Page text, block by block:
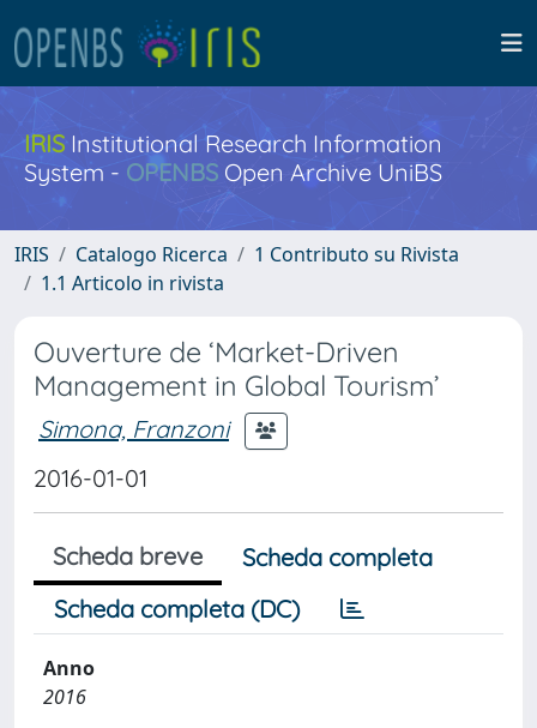
IRISInstitutional Research Information
System - OPENBS Open Archive UniBS
IRIS Catalogo Ricerca
1 Contributo su Rivista
1.1 Articolo in rivista
Ouverture de ‘Market-Driven
Management in Global Tourism’
Simona, Franzoni
2016-01-01
Scheda breve
Scheda completa
Scheda completa (DC)
Anno
2016